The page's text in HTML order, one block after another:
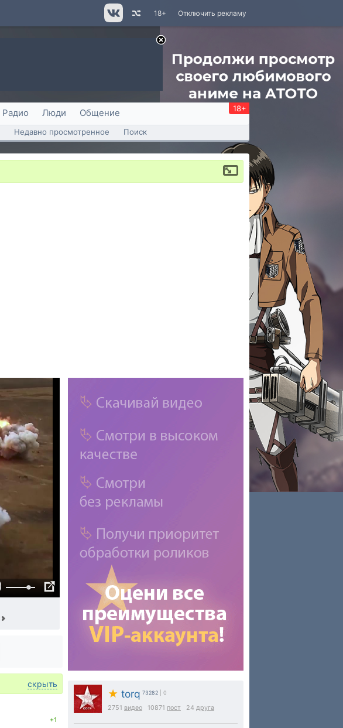
Отключить рекламу
18+
Радио Люди Общение 18+
Недавно просмотренное Поиск
★ torq 73282 | 0
2751 видео 10871 пост 24 друга
скрыть
+1